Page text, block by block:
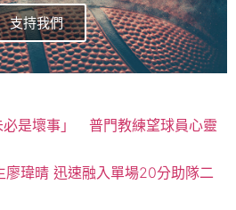
支持我們
必是壞事」 普門教練望球員心靈
廖瑋晴 迅速融入單場20分助隊二